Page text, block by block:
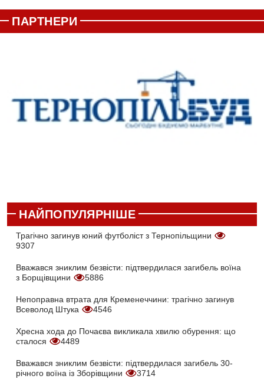
ПАРТНЕРИ
НАЙПОПУЛЯРНІШЕ
Трагічно загинув юний футболіст з Тернопільщини
9307
Вважався зниклим безвісти: підтвердилася загибель воїна
з Борщівщини
5886
Непоправна втрата для Кременеччини: трагічно загинув
Всеволод Штука
4546
Хресна хода до Почаєва викликала хвилю обурення: що
сталося
4489
Вважався зниклим безвісти: підтвердилася загибель 30-
річного воїна із Зборівщини
3714